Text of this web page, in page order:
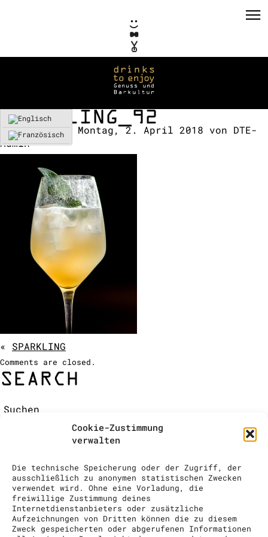
Cookie-Zustimmung
verwalten
Die technische Speicherung oder der Zugriff, der
ausschließlich zu anonymen statistischen Zwecken
verwendet wird. Ohne eine Vorladung, die
freiwillige Zustimmung deines
Internetdienstanbieters oder zusätzliche
Aufzeichnungen von Dritten können die zu diesem
Zweck gespeicherten oder abgerufenen Informationen
CORPORATE EVENTS
KONZEPTE / CONSULTING
REFERENZEN
VERMIETUNG
TEAM / KONTAKT
COCKTAIL SHOW
ANFRAGE
SPARKLING_92
Erstellt am: Montag, 2. April 2018 von DTE-
Admin
« SPARKLING
Comments are closed.
SEARCH
RECENT COMMENTS
ARCHIVES
CATEGORIES
Keine Kategorien
META
Anmelden
Eintrags-Feed
Kommentar-Feed
WordPress.org